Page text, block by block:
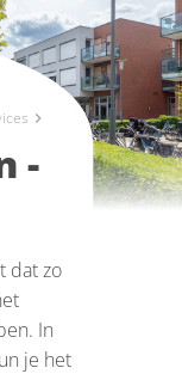
chevron_right
-
dat zo
In
je het